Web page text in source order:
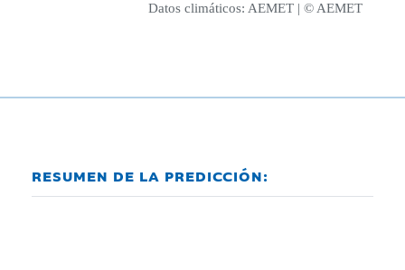
Datos climáticos: AEMET | © AEMET
RESUMEN DE LA PREDICCIÓN: